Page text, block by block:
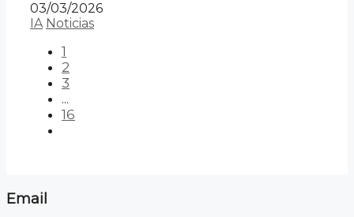
03/03/2026
IA Noticias
1
2
3
...
16
Email